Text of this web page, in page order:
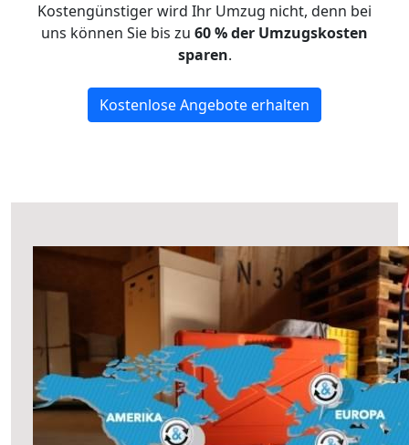
Kostengünstiger wird Ihr Umzug nicht, denn bei
uns können Sie bis zu 60 % der Umzugskosten
sparen.
Kostenlose Angebote erhalten